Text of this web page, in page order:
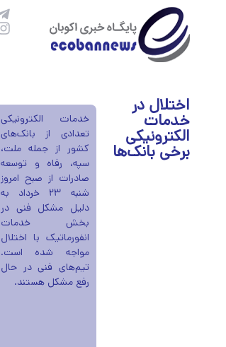
اختلال در
خدمات
الکترونیکی
برخی بانک‌ها
خدمات الکترونیکی
تعدادی از بانک‌های
کشور از جمله ملت،
سپه، رفاه و توسعه
صادرات از صبح امروز
شنبه ۲۳ خرداد به
دلیل مشکل فنی در
بخش خدمات
انفورماتیک با اختلال
مواجه شده است.
تیم‌های فنی در حال
رفع مشکل هستند.